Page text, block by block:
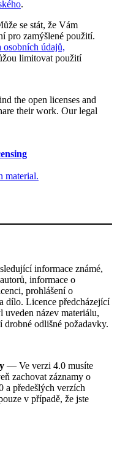
.
se stát, že Vám
pro zamýšlené použití.
osobních údajů,
limitovat použití
the open licenses and
their work. Our legal
material.
informace známé,
informace o
prohlášení o
dílo. Licence předcházející
název materiálu,
odlišné požadavky.
— Ve verzi 4.0 musíte
zachovat záznamy o
a předešlých verzích
v případě, že jste